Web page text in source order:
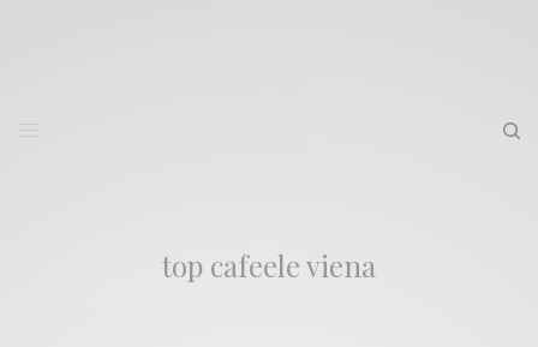
top cafeele viena